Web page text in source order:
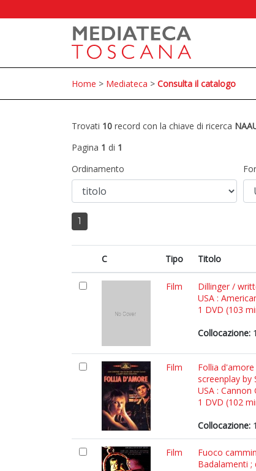
Home > Mediateca > Consulta il catalogo
Trovati 10 record con la chiave di ricerca
Pagina 1 di 1
Ordinamento
1
C Tipo Titolo
Film
Dillinger /
USA :
1 DVD (103
Collocazione:
Film
Follia
screenplay by
USA : Cannon
1 DVD (102
Collocazione:
Film
Fuoco
Badalamenti ;